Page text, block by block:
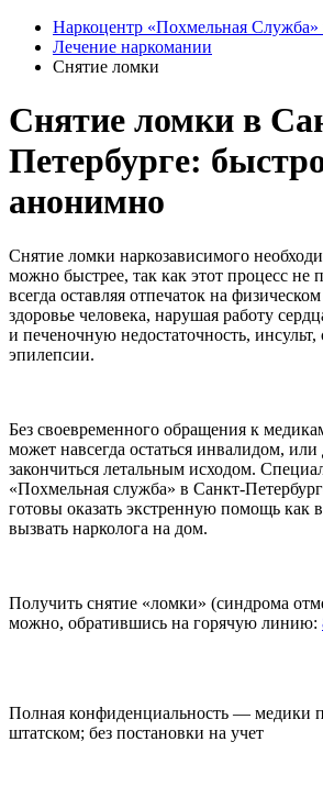
Наркоцентр «Похмельная Служба»
Лечение наркомании
Снятие ломки
Снятие ломки в
Петербурге:
анонимно
Снятие ломки наркозависимого
можно быстрее, так как этот процесс не
всегда оставляя отпечаток на
здоровье человека, нарушая работу
и печеночную недостаточность,
эпилепсии.
Без своевременного обращения к
может навсегда остаться инвалидом,
закончиться летальным исходом.
«Похмельная служба» в Санкт-
готовы оказать экстренную помощь как
вызвать нарколога на дом.
Получить снятие «ломки» (синдрома
можно, обратившись на горячую линию:
Полная конфиденциальность — медики
штатском; без постановки на учет